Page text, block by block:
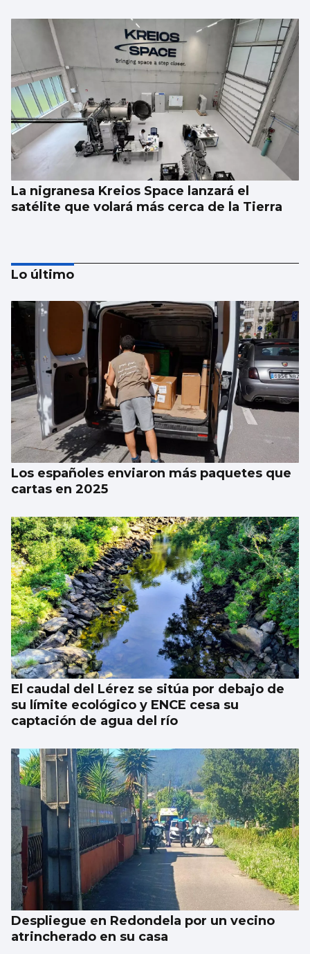
La nigranesa Kreios Space lanzará el
satélite que volará más cerca de la Tierra
Récord de personas afiliadas en Vigo y
provincia en julio aunque sube el paro
Lo último
Los españoles enviaron más paquetes que
cartas en 2025
El caudal del Lérez se sitúa por debajo de
su límite ecológico y ENCE cesa su
captación de agua del río
Despliegue en Redondela por un vecino
atrincherado en su casa